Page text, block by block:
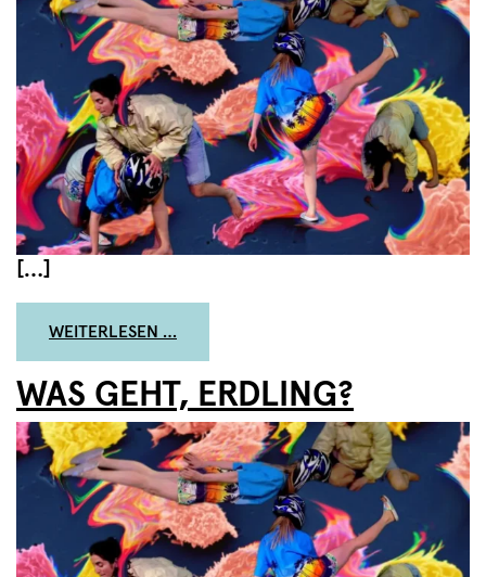
[…]
WEITERLESEN …
WAS GEHT, ERDLING?